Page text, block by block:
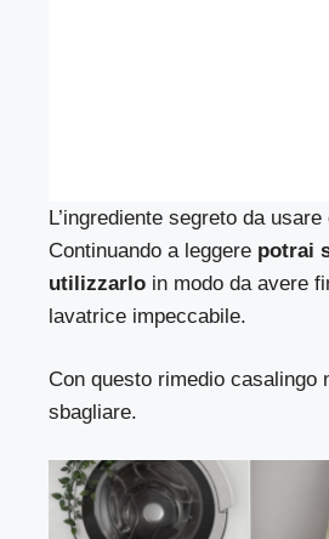
L’ingrediente segreto da usare
Continuando a leggere potrai
utilizzarlo in modo da avere
lavatrice impeccabile.
Con questo rimedio casalingo
sbagliare.